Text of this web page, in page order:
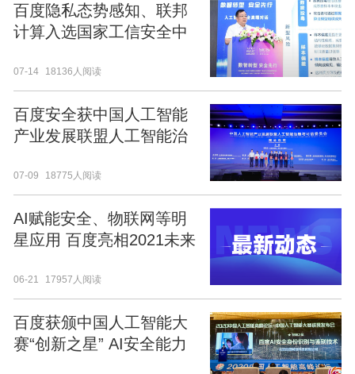
百度隐私态势感知、联邦
计算入选国家工信安全中
监管机制研究》报告
07-14 18136人阅读
百度安全获中国人工智能
产业发展联盟人工智能治
07-09 18775人阅读
AI赋能安全、物联网等明
星应用 百度亮相2021未来
06-21 17957人阅读
百度获颁中国人工智能大
赛“创新之星” AI安全能力